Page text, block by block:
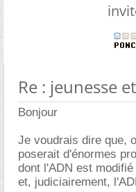
Re : jeunesse
Bonjour
Je voudrais dire que,
poserait d'énormes
dont l'ADN est
et, judiciairement,